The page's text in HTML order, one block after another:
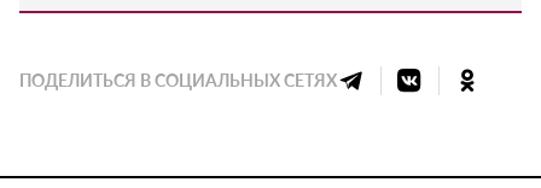
ПОДЕЛИТЬСЯ В СОЦИАЛЬНЫХ СЕТЯХ